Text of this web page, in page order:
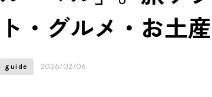
ト・グルメ・お土
guide 2026/02/06